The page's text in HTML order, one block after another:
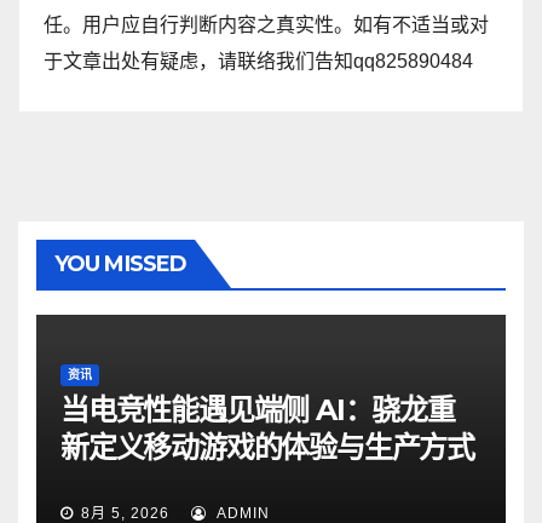
任。用户应自行判断内容之真实性。如有不适当或对
于文章出处有疑虑，请联络我们告知qq825890484
YOU MISSED
资讯
当电竞性能遇见端侧 AI：骁龙重
新定义移动游戏的体验与生产方式
8月 5, 2026 ADMIN